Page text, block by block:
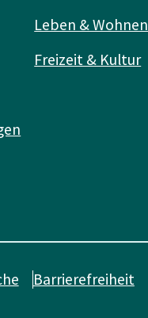
Leben & Wohnen
Freizeit & Kultur
Barrierefreiheit